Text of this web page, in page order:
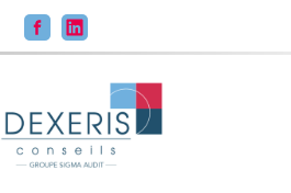
Aller
au
contenu